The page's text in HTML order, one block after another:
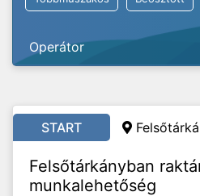
Operátor
START
Felsőtárkányban
munkalehetőség